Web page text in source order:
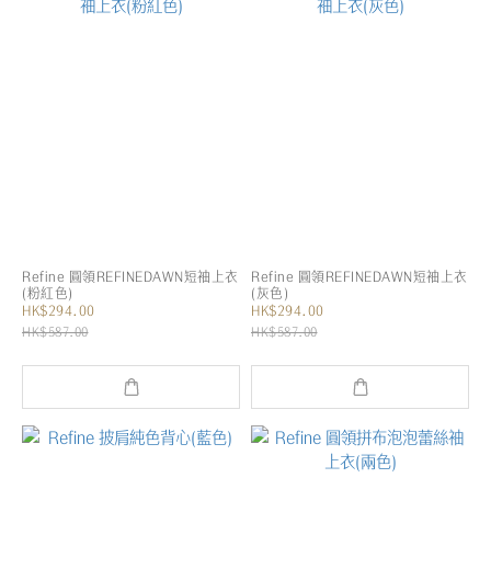
Refine 圓領REFINEDAWN短袖上衣
(粉紅色)
HK$294.00
HK$587.00
Refine 圓領REFINEDAWN短袖上衣
(灰色)
HK$294.00
HK$587.00